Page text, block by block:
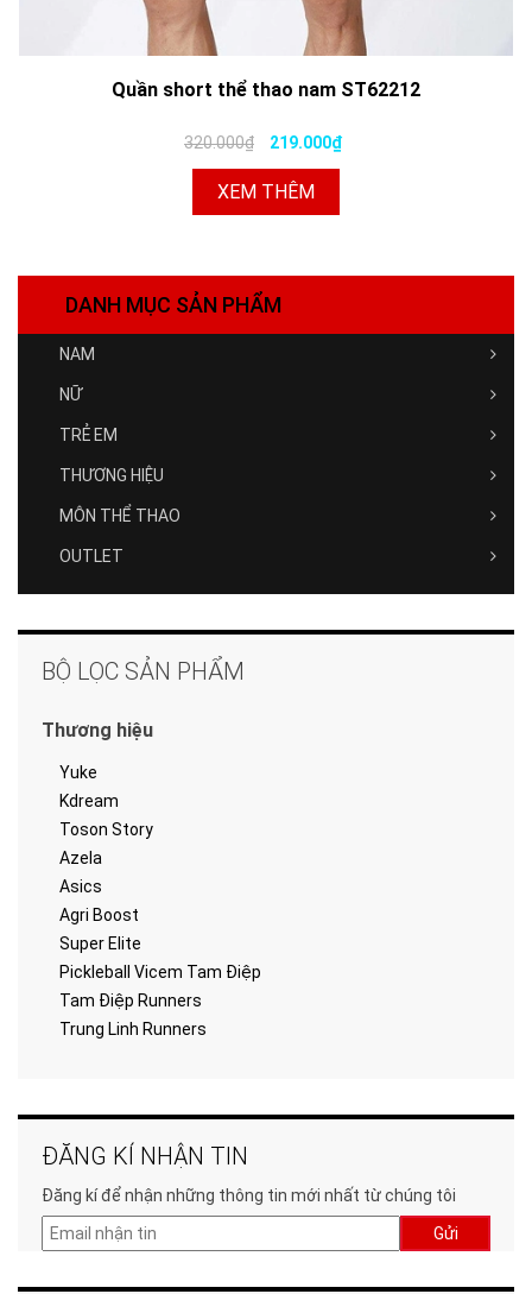
Quần short thể thao nam ST62212
320.000₫ 219.000₫
XEM THÊM
DANH MỤC SẢN PHẨM
NAM
NỮ
TRẺ EM
THƯƠNG HIỆU
MÔN THỂ THAO
OUTLET
BỘ LỌC SẢN PHẨM
Thương hiệu
Yuke
Kdream
Toson Story
Azela
Asics
Agri Boost
Super Elite
Pickleball Vicem Tam Điệp
Tam Điệp Runners
Trung Linh Runners
ĐĂNG KÍ NHẬN TIN
Đăng kí để nhận những thông tin mới nhất từ chúng tôi
Gửi